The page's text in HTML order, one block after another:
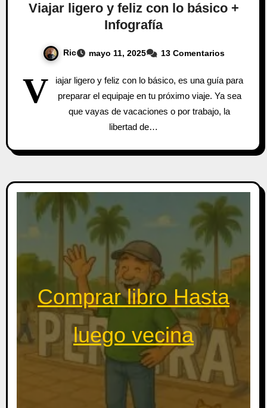
Viajar ligero y feliz con lo básico +
Infografía
Ric mayo 11, 2025 13 Comentarios
V
iajar ligero y feliz con lo básico, es una guía para
preparar el equipaje en tu próximo viaje. Ya sea
que vayas de vacaciones o por trabajo, la
libertad de…
Comprar libro Hasta
luego vecina